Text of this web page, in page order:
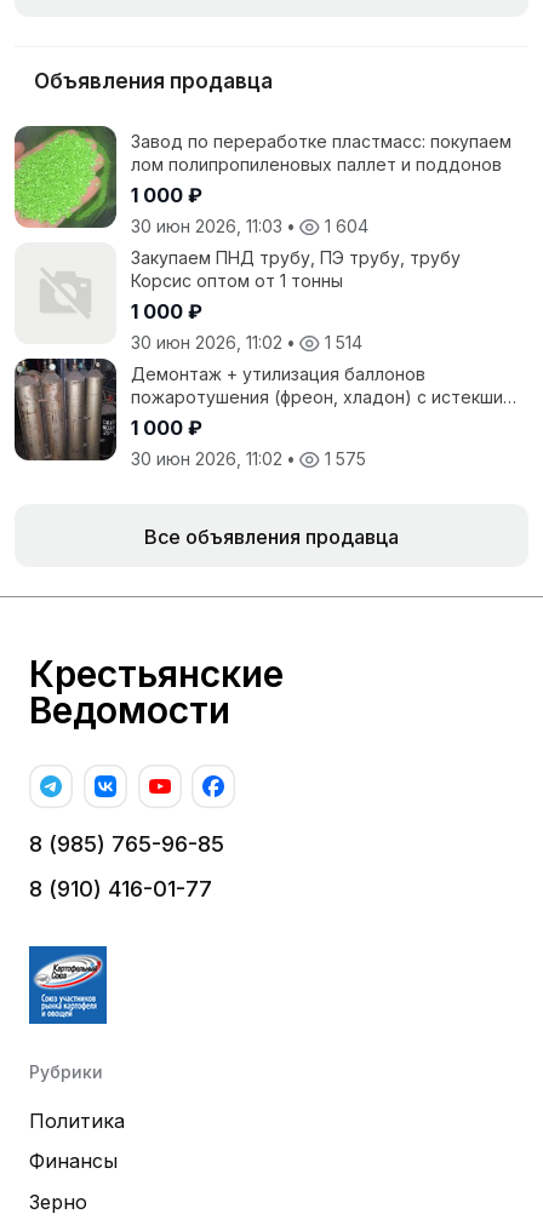
Объявления продавца
Завод по переработке пластмасс: покупаем
лом полипропиленовых паллет и поддонов
1 000 ₽
30 июн 2026, 11:03 •
1 604
Закупаем ПНД трубу, ПЭ трубу, трубу
Корсис оптом от 1 тонны
1 000 ₽
30 июн 2026, 11:02 •
1 514
Демонтаж + утилизация баллонов
пожаротушения (фреон, хладон) с истекшим
сроком
1 000 ₽
30 июн 2026, 11:02 • 1 575
Все объявления продавца
Крестьянские
Ведомости
8 (985) 765-96-85
8 (910) 416-01-77
Рубрики
Политика
Финансы
Зерно